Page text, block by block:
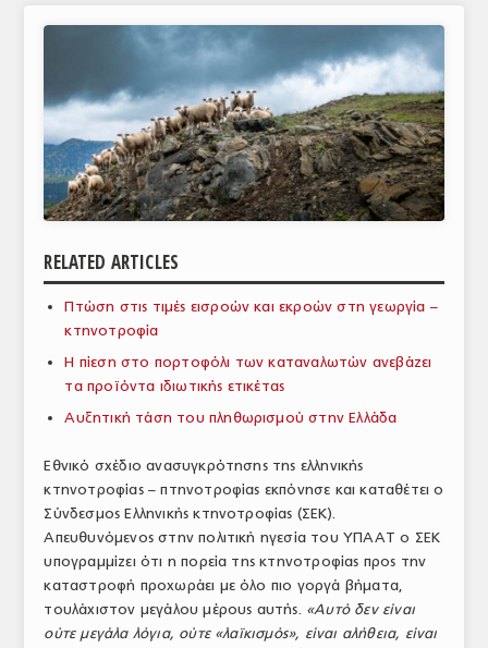
ΚΟΣΜΟΣ
ΕΥΡΩΠΑΪΚΕΣ ΑΠΟΦΑΣΕΙΣ
ΘΕΜΑΤΑ
ΑΝΑΛΥΣΕΙΣ
ΣΦΑΓΕΙΑ
ΠΡΩΤΕΣ ΥΛΕΣ
ΕΞΟΠΛΙΣΜΟΣ
ΥΠΗΡΕΣΙΕΣ
ΕΜΠΟΡΙΚΟΙ ΑΝΤΙΠΡΟΣΩΠΟΙ
ΕΛΛΗΝΙΚΗ ΝΟΜΟΘΕΣΙΑ
ΕΥΡΩΠΑΪΚΗ ΝΟΜΟΘΕΣΙΑ
RELATED ARTICLES
Πτώση στις τιμές εισροών και εκροών στη γεωργία –
κτηνοτροφία
Η πίεση στο πορτοφόλι των καταναλωτών ανεβάζει
τα προϊόντα ιδιωτικής ετικέτας
Αυξητική τάση του πληθωρισμού στην Ελλάδα
Εθνικό σχέδιο ανασυγκρότησης της ελληνικής
κτηνοτροφίας – πτηνοτροφίας εκπόνησε και καταθέτει ο
Σύνδεσμος Ελληνικής κτηνοτροφίας (ΣΕΚ).
Απευθυνόμενος στην πολιτική ηγεσία του ΥΠΑΑΤ ο ΣΕΚ
υπογραμμίζει ότι η πορεία της κτηνοτροφίας προς την
καταστροφή προχωράει με όλο πιο γοργά βήματα,
τουλάχιστον μεγάλου μέρους αυτής. «Αυτό δεν είναι
ούτε μεγάλα λόγια, ούτε «λαϊκισμός», είναι αλήθεια, είναι